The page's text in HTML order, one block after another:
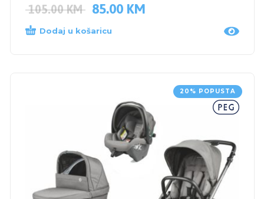
105.00KM 85.00 KM
Dodaj u košaricu
20% POPUSTA